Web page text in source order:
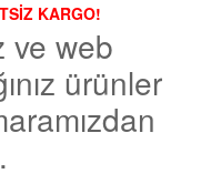
KARGO!
ve web
ürünler